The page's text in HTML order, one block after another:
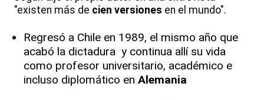
"existen más de cien versiones en el mundo".
Regresó a Chile en 1989, el mismo año que
acabó la dictadura y continua allí su vida
como profesor universitario, académico e
incluso diplomático en Alemania